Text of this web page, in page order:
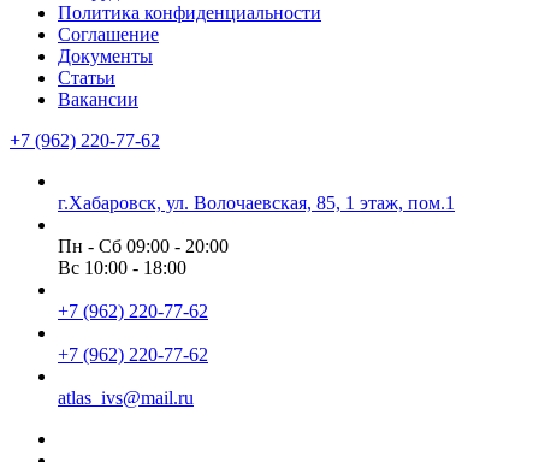
Политика конфиденциальности
Соглашение
Документы
Статьи
Вакансии
+7 (962) 220-77-62
г.Хабаровск, ул. Волочаевская, 85, 1 этаж, пом.1
Пн - Сб 09:00 - 20:00
Вс 10:00 - 18:00
+7 (962) 220-77-62
+7 (962) 220-77-62
atlas_ivs@mail.ru